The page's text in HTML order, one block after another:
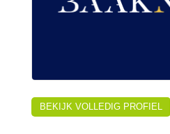
BEKIJK VOLLEDIG PROFIEL